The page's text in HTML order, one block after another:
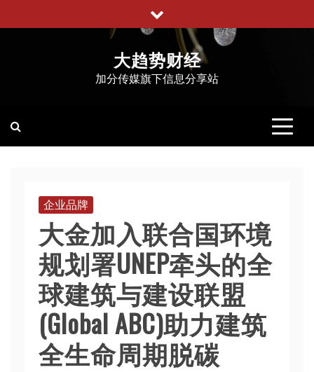
至
大趋势财经
加分传媒旗下信息分享站
企业品牌
大金加入联合国环境
规划署UNEP牵头的全
球建筑与建设联盟
(Global ABC)助力建筑
全生命周期脱碳